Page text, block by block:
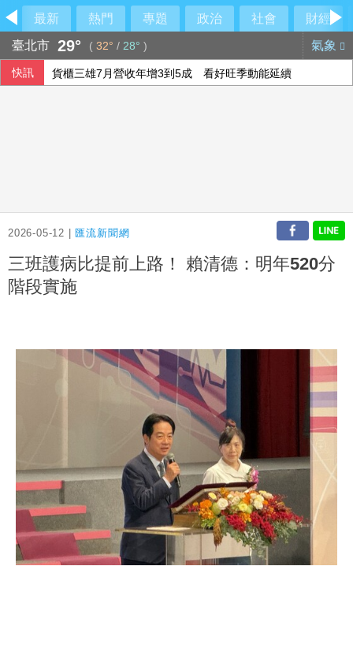
最新 熱門 專題 政治 社會
財經
臺北市 29° ( 32° / 28° ) 氣象
快訊 貨櫃三雄7月營收年增3到5成 看好旺季動能延續
2026-05-12 | 匯流新聞網
三班護病比提前上路！ 賴清德：明年520分
階段實施